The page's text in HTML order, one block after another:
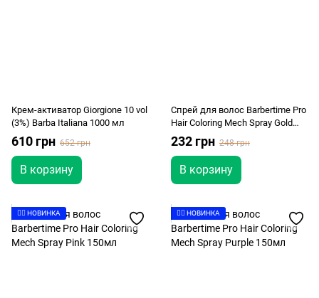
Крем-активатор Giorgione 10 vol
(3%) Barba Italiana 1000 мл
610 грн 652 грн
В корзину
Спрей для волос Barbertime Pro
Hair Coloring Mech Spray Gold
150мл
232 грн 248 грн
В корзину
👉🏻 НОВИНКА 👉🏻 НОВИНКА